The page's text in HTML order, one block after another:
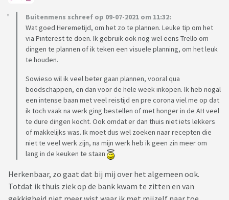
Buitenmens schreef op 09-07-2021 om 11:32:
Wat goed Heremetijd, om het zo te plannen. Leuke tip om het
via Pinterest te doen. Ik gebruik ook nog wel eens Trello om
dingen te plannen of ik teken een visuele planning, om het leuk
te houden.
Sowieso wil ik veel beter gaan plannen, vooral qua
boodschappen, en dan voor de hele week inkopen. Ik heb nogal
een intense baan met veel reistijd en pre corona viel me op dat
ik toch vaak na werk ging bestellen of met honger in de AH veel
te dure dingen kocht. Ook omdat er dan thuis niet iets lekkers
of makkelijks was. Ik moet dus wel zoeken naar recepten die
niet te veel werk zijn, na mijn werk heb ik geen zin meer om
lang in de keuken te staan
Herkenbaar, zo gaat dat bij mij over het algemeen ook.
Totdat ik thuis ziek op de bank kwam te zitten en van